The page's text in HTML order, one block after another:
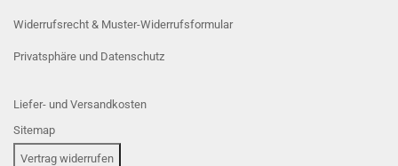
Widerrufsrecht & Muster-Widerrufsformular
Privatsphäre und Datenschutz
Liefer- und Versandkosten
Sitemap
Vertrag widerrufen